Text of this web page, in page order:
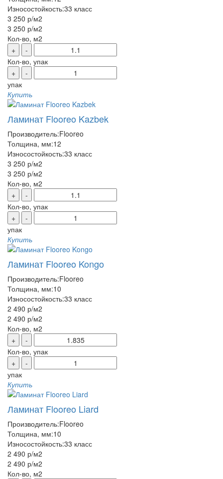
Износостойкость:33 класс
3 250 р/м2
3 250 р/м2
Кол-во, м2
+
-
Кол-во, упак
+
-
упак
Купить
Ламинат Flooreo Kazbek
Производитель:Flooreo
Толщина, мм:12
Износостойкость:33 класс
3 250 р/м2
3 250 р/м2
Кол-во, м2
+
-
Кол-во, упак
+
-
упак
Купить
Ламинат Flooreo Kongo
Производитель:Flooreo
Толщина, мм:10
Износостойкость:33 класс
2 490 р/м2
2 490 р/м2
Кол-во, м2
+
-
Кол-во, упак
+
-
упак
Купить
Ламинат Flooreo Liard
Производитель:Flooreo
Толщина, мм:10
Износостойкость:33 класс
2 490 р/м2
2 490 р/м2
Кол-во, м2